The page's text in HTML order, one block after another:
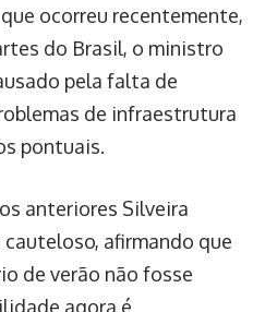
ocorreu recentemente,
do Brasil, o ministro
pela falta de
de infraestrutura
pontuais.
anteriores Silveira
afirmando que
de verão não fosse
agora é